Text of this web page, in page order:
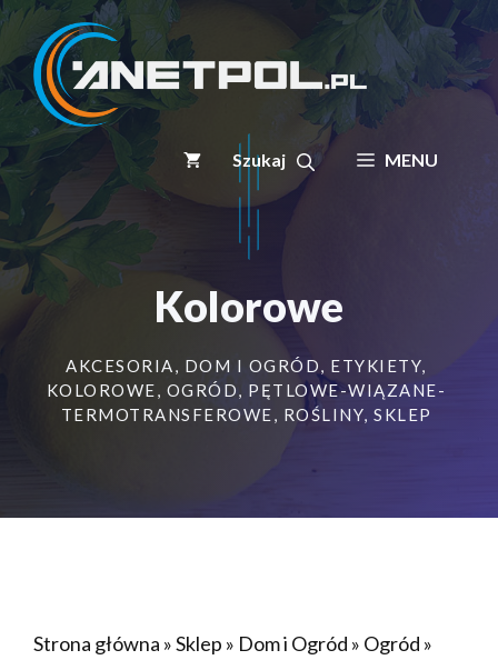
Przejdź
treści
MENU
Kolorowe
AKCESORIA, DOM I OGRÓD, ETYKIETY,
KOLOROWE, OGRÓD, PĘTLOWE-WIĄZANE-
TERMOTRANSFEROWE, ROŚLINY, SKLEP
Strona główna »Sklep » Dom i Ogród » Ogród »